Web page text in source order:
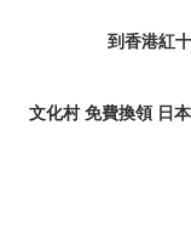
到香港紅
文化村 免費換領 日